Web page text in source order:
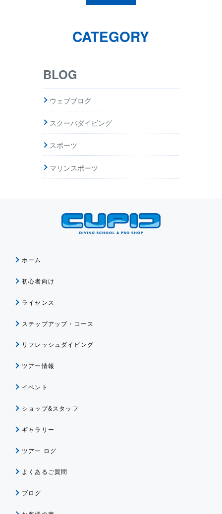
CATEGORY
BLOG
ウェブブログ
スクーバダイビング
スポーツ
マリンスポーツ
ホーム
初心者向け
ライセンス
ステップアップ・コース
リフレッシュダイビング
ツアー情報
イベント
ショップ&スタッフ
ギャラリー
ツアー ログ
よくあるご質問
ブログ